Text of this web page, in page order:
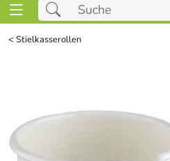
<Stielkasserollen